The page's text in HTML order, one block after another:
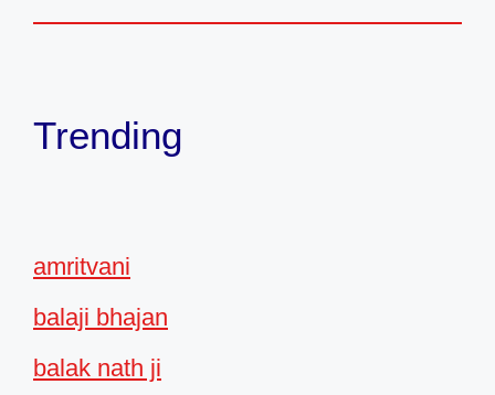
Trending
amritvani
balaji bhajan
balak nath ji